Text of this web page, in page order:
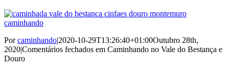
Porcaminhando|2020-10-29T13:26:40+01:00Outubro 28th,
2020|Comentários fechados em Caminhando no Vale do Bestança e
Douro